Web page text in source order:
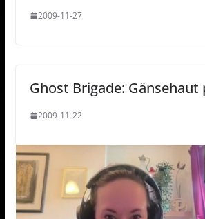
2009-11-27
Ghost Brigade: Gänsehaut
2009-11-22